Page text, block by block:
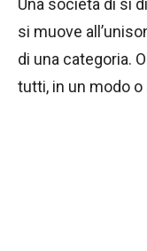
si muove
di una categoria.
tutti, in un modo o